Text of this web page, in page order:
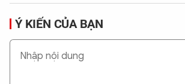
Ý KIẾN CỦA BẠN